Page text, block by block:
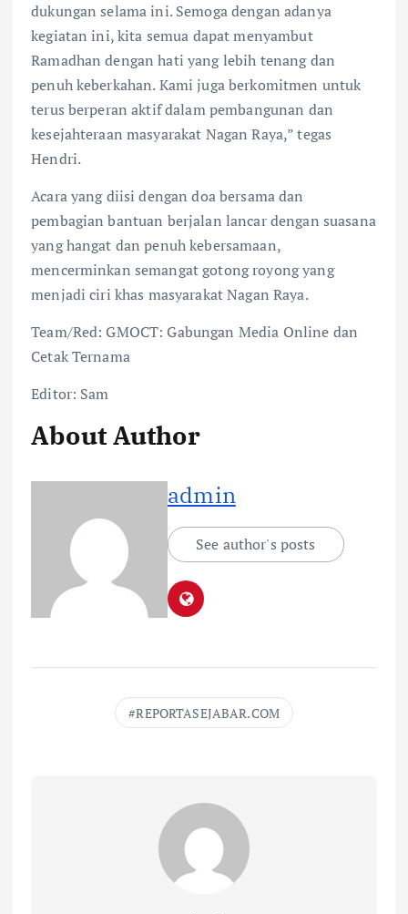
dukungan selama ini. Semoga dengan adanya
kegiatan ini, kita semua dapat menyambut
Ramadhan dengan hati yang lebih tenang dan
penuh keberkahan. Kami juga berkomitmen untuk
terus berperan aktif dalam pembangunan dan
kesejahteraan masyarakat Nagan Raya,” tegas
Hendri.
Acara yang diisi dengan doa bersama dan
pembagian bantuan berjalan lancar dengan suasana
yang hangat dan penuh kebersamaan,
mencerminkan semangat gotong royong yang
menjadi ciri khas masyarakat Nagan Raya.
Team/Red: GMOCT: Gabungan Media Online dan
Cetak Ternama
Editor: Sam
About Author
admin
See author's posts
REPORTASEJABAR.COM